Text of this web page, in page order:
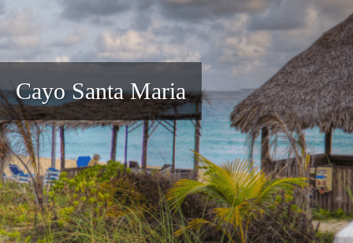
Cayo Santa Maria